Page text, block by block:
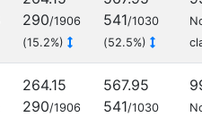
290/1906
(15.2%)
541/1030
(52.5%)
264.15
290/1906
567.95
541/1030